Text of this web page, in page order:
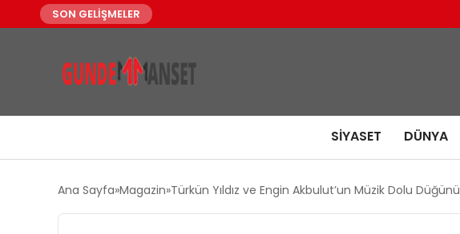
SON GELİŞMELER
SIYASET DÜNYA
Ana Sayfa Magazin Türkün Yıldız ve Engin Akbulut’un Müzik Dolu Düğünü